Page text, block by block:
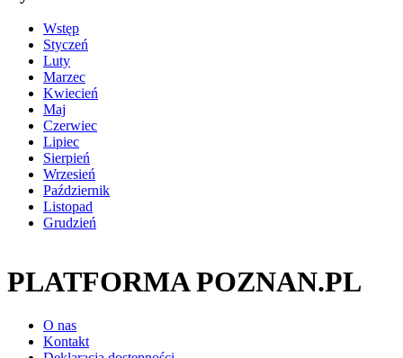
Wstęp
Styczeń
Luty
Marzec
Kwiecień
Maj
Czerwiec
Lipiec
Sierpień
Wrzesień
Październik
Listopad
Grudzień
PLATFORMA POZNAN.PL
O nas
Kontakt